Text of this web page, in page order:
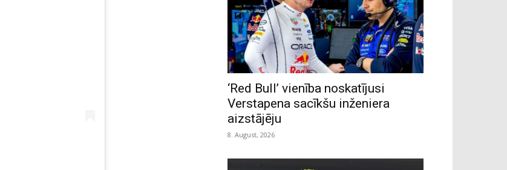
‘Red Bull’ vienība noskatījusi
Verstapena sacīkšu inženiera
aizstājēju
8. August, 2026